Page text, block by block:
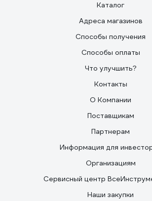
Каталог
Адреса магазинов
Способы получения
Способы оплаты
Что улучшить?
Контакты
О Компании
Поставщикам
Партнерам
Информация для
Организациям
Сервисный центр
Наши закупки